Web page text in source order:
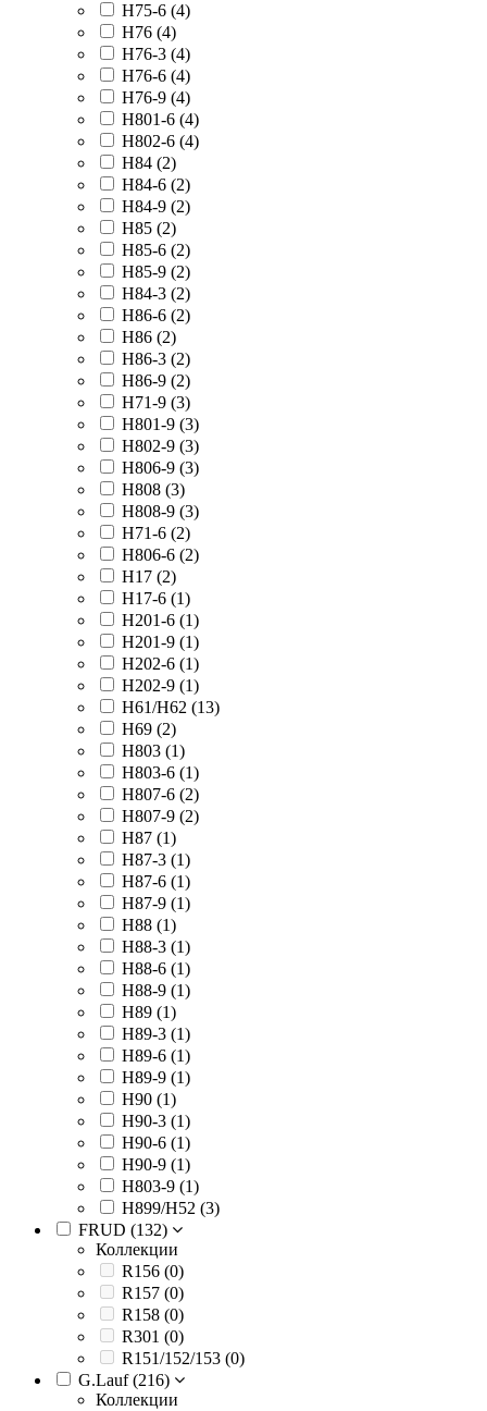
H75-6 (4)
H76 (4)
H76-3 (4)
H76-6 (4)
H76-9 (4)
H801-6 (4)
H802-6 (4)
H84 (2)
H84-6 (2)
H84-9 (2)
H85 (2)
H85-6 (2)
H85-9 (2)
H84-3 (2)
H86-6 (2)
H86 (2)
H86-3 (2)
H86-9 (2)
H71-9 (3)
H801-9 (3)
H802-9 (3)
H806-9 (3)
H808 (3)
H808-9 (3)
H71-6 (2)
H806-6 (2)
H17 (2)
H17-6 (1)
H201-6 (1)
H201-9 (1)
H202-6 (1)
H202-9 (1)
H61/H62 (13)
H69 (2)
H803 (1)
H803-6 (1)
H807-6 (2)
H807-9 (2)
H87 (1)
H87-3 (1)
H87-6 (1)
H87-9 (1)
H88 (1)
H88-3 (1)
H88-6 (1)
H88-9 (1)
H89 (1)
H89-3 (1)
H89-6 (1)
H89-9 (1)
H90 (1)
H90-3 (1)
H90-6 (1)
H90-9 (1)
H803-9 (1)
H899/H52 (3)
FRUD (132)
Коллекции
R156 (0)
R157 (0)
R158 (0)
R301 (0)
R151/152/153 (0)
G.Lauf (216)
Коллекции